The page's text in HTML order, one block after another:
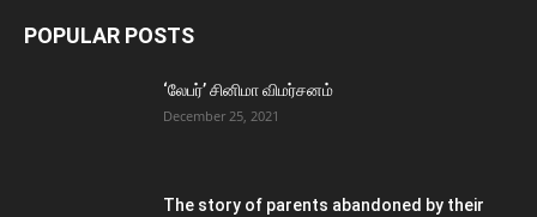
POPULAR POSTS
‘லேபர்’ சினிமா விமர்சனம்
December 25, 2021
The story of parents abandoned by their